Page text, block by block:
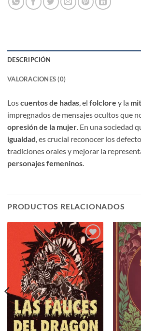
DESCRIPCIÓN
VALORACIONES (0)
Loscuentos de hadas, el folclore y la
impregnados de mensajes ocultos que
opresión de la mujer. En una sociedad
igualdad, es crucial reconocer los
tradiciones orales y mejorar la
personajes femeninos.
PRODUCTOS RELACIONADOS
Añadir
a la
lista de
deseos